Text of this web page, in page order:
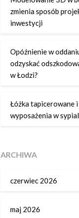
zmienia sposób
inwestycji
Opóźnienie w
odzyskać
w Łodzi?
Łóżka tapicerowane
wyposażenia w
ARCHIWA
czerwiec 2026
maj 2026